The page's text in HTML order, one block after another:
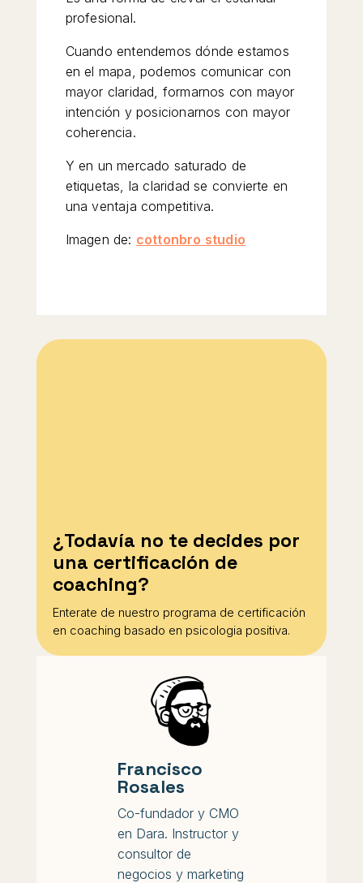
profesional.
Cuando entendemos dónde estamos
en el mapa, podemos comunicar con
mayor claridad, formarnos con mayor
intención y posicionarnos con mayor
coherencia.
Y en un mercado saturado de
etiquetas, la claridad se convierte en
una ventaja competitiva.
Imagen de: cottonbro studio
¿Todavía no te decides por
una certificación de
coaching?
Enterate de nuestro programa de certificación
en coaching basado en psicologia positiva.
Francisco
Rosales
Co-fundador y CMO
en Dara. Instructor y
consultor de
negocios y marketing